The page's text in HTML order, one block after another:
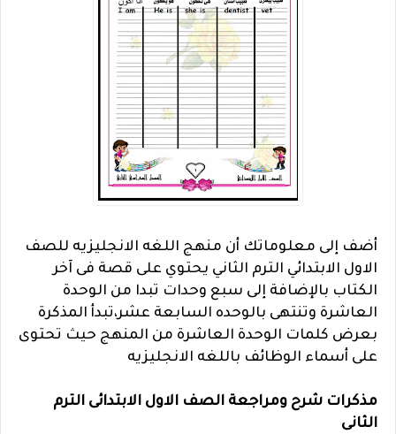
أضف إلى معلوماتك أن منهج اللغه الانجليزيه للصف
الاول الابتدائي الترم الثاني يحتوي على قصة فى آخر
الكتاب بالإضافة إلى سبع وحدات تبدا من الوحدة
العاشرة وتنتهى بالوحده السابعة عشر،تبدأ المذكرة
بعرض كلمات الوحدة العاشرة من المنهج حيث تحتوى
على أسماء الوظائف باللغه الانجليزيه
مذكرات شرح ومراجعة الصف الاول الابتدائى الترم
الثانى